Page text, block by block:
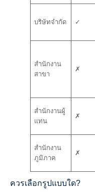
บริษัทจำกัด ✓
สำนักงาน
สาขา
✗
สำนักงานผู้
แทน
✗
สำนักงาน
ภูมิภาค
✗
ควรเลือกรูปแบบใด?